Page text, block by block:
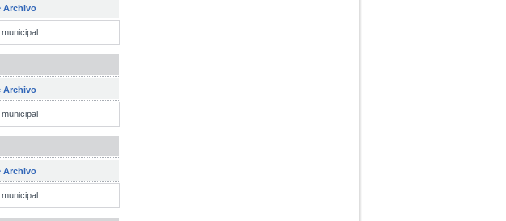
Archivo
Archivo
Archivo